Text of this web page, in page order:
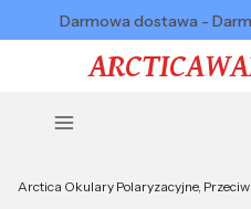
Darmowa dostawa -
Menu
Arctica Okulary Polaryzacyjne,